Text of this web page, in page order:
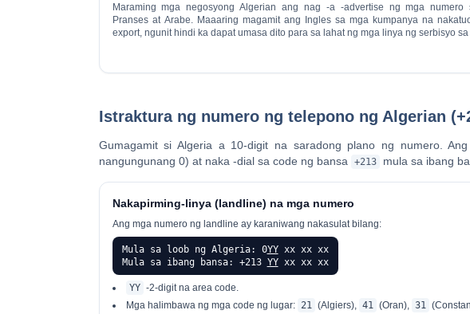
Maraming mga negosyong Algerian ang nag -a -advertise ng mga numero
Pransesat Arabe. Maaaring magamit ang Ingles sa mga kumpanya na
export, ngunit hindi ka dapat umasa dito para sa lahat ng mga linya ng serbisyo sa
Istraktura ng numero ng telepono ng Algerian
Gumagamit si Algeria a 10-digit na saradong plano ng numero.
nangungunang 0) at naka -dial sa code ng bansa
+213 mula sa ibang
Nakapirming-linya (landline) na mga numero
Ang mga numero ng landline ay karaniwang nakasulat bilang:
Mula sa loob ng Algeria: 0YYxx xx xx
Mula sa ibang bansa: +213 YYxx xx xx
YY -2-digit na area code.
Mga halimbawa ng mga code ng lugar: 21 (Algiers), 41 (Oran), 31